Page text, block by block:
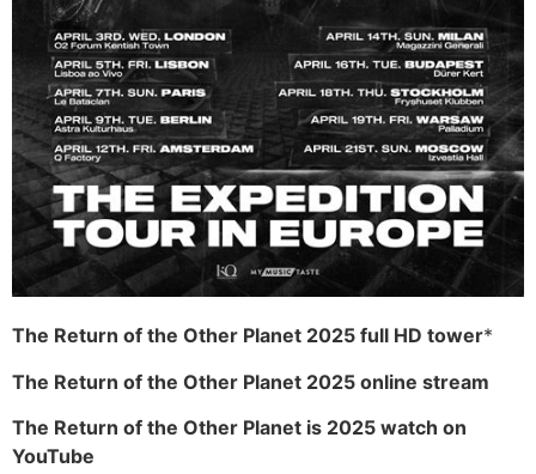
The Return of the Other Planet 2025 full HD tower*
The Return of the Other Planet 2025 online stream
The Return of the Other Planet is 2025 watch on
YouTube